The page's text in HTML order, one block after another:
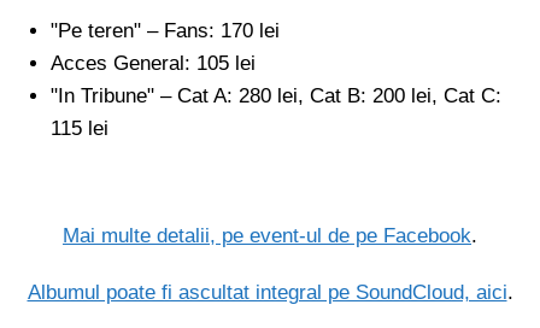
"Pe teren" – Fans: 170 lei
Acces General: 105 lei
"In Tribune" – Cat A: 280 lei, Cat B: 200 lei, Cat C:
115 lei
Mai multe detalii, pe event-ul de pe Facebook.
Albumul poate fi ascultat integral pe SoundCloud, aici.